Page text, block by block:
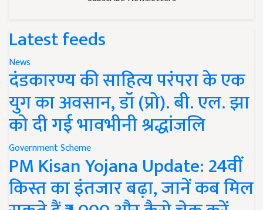
Latest feeds
News
दंडकारण्य की साहित्य परंपरा के एक
युग का अवसान, डॉ (प्रो). बी. एल. झा
को दी गई भावभीनी श्रद्धांजलि
Government Scheme
PM Kisan Yojana Update: 24वीं
किस्त का इंतजार बढ़ा, जानें कब मिल